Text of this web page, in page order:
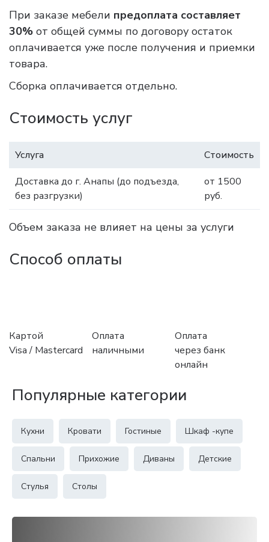
При заказе мебели предоплата составляет
30% от общей суммы по договору остаток
оплачивается уже после получения и приемки
товара.
Сборка оплачивается отдельно.
Стоимость услуг
Услуга
Стоимость
Доставка до г. Анапы (до подъезда,
без разгрузки)
от 1500
руб.
Объем заказа не влияет на цены за услуги
Способ оплаты
Картой
Visa / Mastercard
Оплата
наличными
Оплата
через банк
онлайн
Популярные категории
Кухни Кровати Гостиные Шкаф -купе
Спальни Прихожие Диваны Детские
Стулья Столы